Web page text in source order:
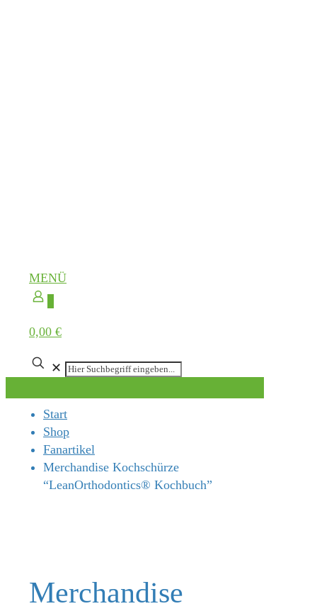
MENÜ
0,00 €
✕
Start
Shop
Fanartikel
Merchandise Kochschürze
“LeanOrthodontics® Kochbuch”
Merchandise